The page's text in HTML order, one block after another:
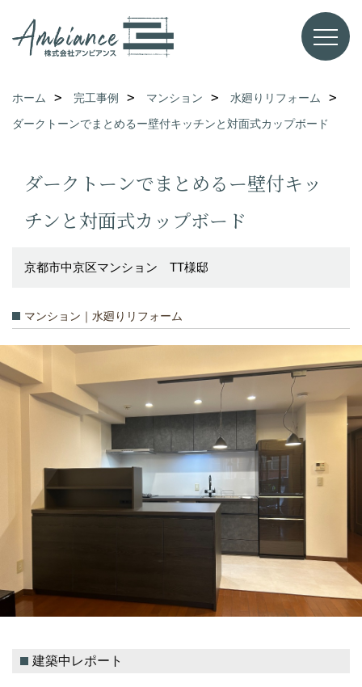
ホーム 完工事例 マンション
水廻りリフォーム
ダークトーンでまとめるー壁付キッチンと対面式カップボード
ダークトーンでまとめるー壁付キッ
チンと対面式カップボード
京都市中京区マンション TT様邸
マンション｜水廻りリフォーム
建築中レポート